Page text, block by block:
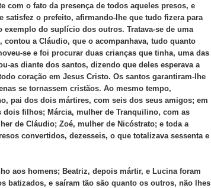
com o fato da presença de todos aqueles presos, e
satisfez o prefeito, afirmando-lhe que tudo fizera para
do suplício dos outros. Tratava-se de uma
a Cláudio, que o acompanhava, tudo quanto
se e foi procurar duas crianças que tinha, uma das
as diante dos santos, dizendo que deles esperava a
coração em Jesus Cristo. Os santos garantiram-lhe
se tornassem cristãos. Ao mesmo tempo,
pai dos dois mártires, com seis dos seus amigos; em
filhos; Márcia, mulher de Tranquilino, com as
de Cláudio; Zoé, mulher de Nicóstrato; e toda a
convertidos, dezesseis, o que totalizava sessenta e
aos homens; Beatriz, depois mártir, e Lucina foram
batizados, e saíram tão são quanto os outros, não lhes